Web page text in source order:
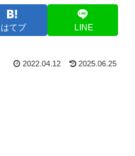
はてブ LINE
2022.04.12 2025.06.25